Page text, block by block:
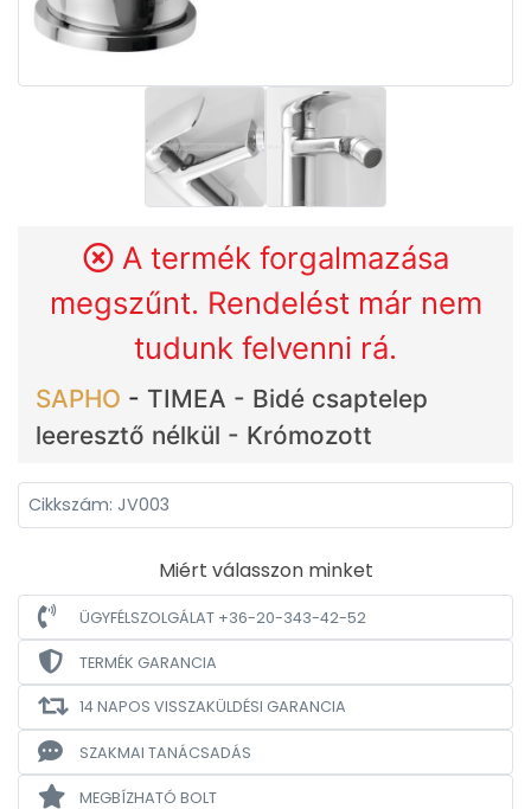
A termék forgalmazása
megszűnt. Rendelést már nem
tudunk felvenni rá.
SAPHO - TIMEA - Bidé csaptelep
leeresztő nélkül - Krómozott
Cikkszám: JV003
Miért válasszon minket
ÜGYFÉLSZOLGÁLAT +36-20-343-42-52
TERMÉK GARANCIA
14 NAPOS VISSZAKÜLDÉSI GARANCIA
SZAKMAI TANÁCSADÁS
MEGBÍZHATÓ BOLT